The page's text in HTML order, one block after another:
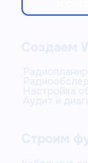
+7 (993) 593-99-33